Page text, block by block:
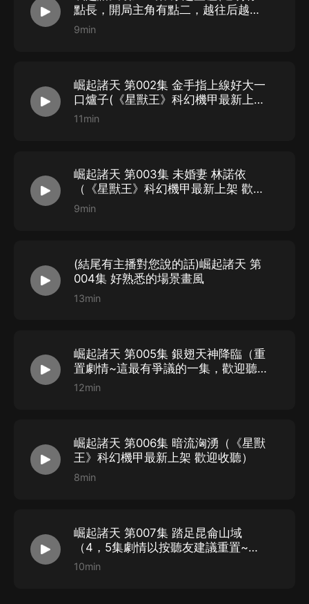
點長，開局主角有點二，越往后越有
意思)
9min
崛起諸天 第002集 金手指上線好大一
口爐子(《星獸王》科幻機甲最新上架
歡迎收聽)
11min
崛起諸天 第003集 未婚妻 林諾依
（《星獸王》科幻機甲最新上架 歡迎
收聽）
9min
(結尾有主播對您說的話)崛起諸天 第
004集 好熟悉的場景畫風
13min
崛起諸天 第005集 銀翅天神降臨（重
置劇情~這最有爭議的一集，歡迎聽
友大大們檢查）
12min
崛起諸天 第006集 暗流洶湧（《星獸
王》科幻機甲最新上架 歡迎收聽）
8min
崛起諸天 第007集 踏足昆侖山域
（4，5集劇情以按聽友建議重置~主
播很努力后期：咕咚）
10min